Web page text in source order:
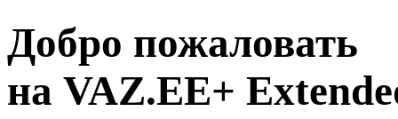
Добро пожаловать
на VAZ.EE+